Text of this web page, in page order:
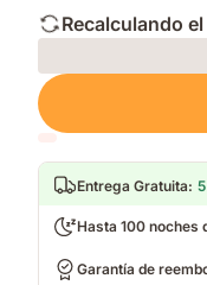
Recalculando
Loading
Entrega Gratuita:
Hasta 100 noches
Garantía de